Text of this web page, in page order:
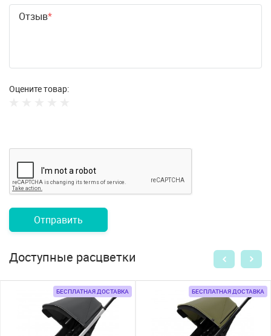
Отзыв
Оцените товар:
Отправить
Доступные расцветки
БЕСПЛАТНАЯ ДОСТАВКА БЕСПЛАТНАЯ ДОСТАВКА